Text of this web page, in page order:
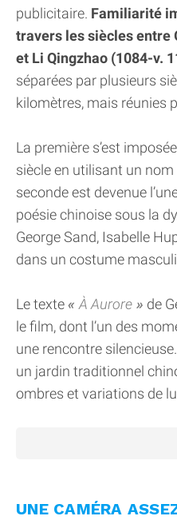
publicitaire. Familiarité
travers les siècles entre
et Li Qingzhao (1084-v.
séparées par plusieurs
kilomètres, mais réunies
La première s’est
siècle en utilisant un
seconde est devenue
poésie chinoise sous la
George Sand, Isabelle
dans un costume
Le texte À Aurore
de
le film, dont l’un des
une rencontre
un jardin traditionnel
ombres et variations de
UNE CAMÉRA